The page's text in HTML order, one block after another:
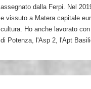
assegnato dalla Ferpi. Nel
e vissuto a Matera capitale
cultura. Ho anche lavorato
di Potenza, l'Asp 2, l'Apt